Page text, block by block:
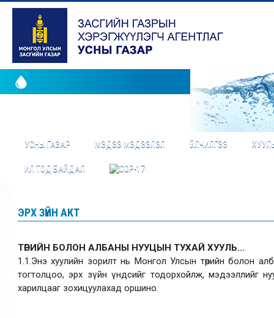
УСНЫ ГАЗАР МЭДЭЭ МЭДЭЭЛЭЛ ҮЙЛЧИЛГЭЭ
ИЛ ТОД БАЙДАЛ
ЭРХ ЗҮЙН АКТ
ТӨРИЙН БОЛОН АЛБАНЫ НУУЦЫН ТУХАЙ ХУУЛЬ...
1.1.Энэ хуулийн зорилт нь Монгол Улсын төрийн болон
тогтолцоо, эрх зүйн үндсийг тодорхойлж, мэдээллийг
харилцааг зохицуулахад оршино.